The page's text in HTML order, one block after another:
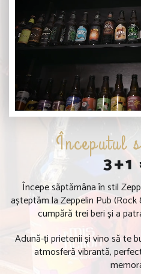
Începutul
3+1
Începe săptămâna în stil
așteptăm la Zeppelin Pub
cumpără trei beri și a
Adună-ți prietenii și vino să te
atmosferă vibrantă,